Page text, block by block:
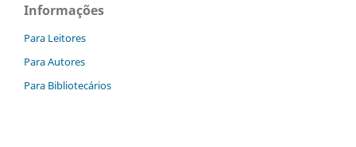
Informações
Para Leitores
Para Autores
Para Bibliotecários